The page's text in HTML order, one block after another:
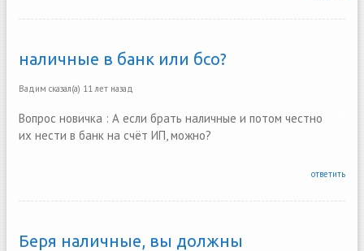
наличные в банк или бсо?
Вадим сказал(а) 11 лет назад
Вопрос новичка : А если брать наличные и потом честно
их нести в банк на счёт ИП, можно?
ответить
Беря наличные, вы должны